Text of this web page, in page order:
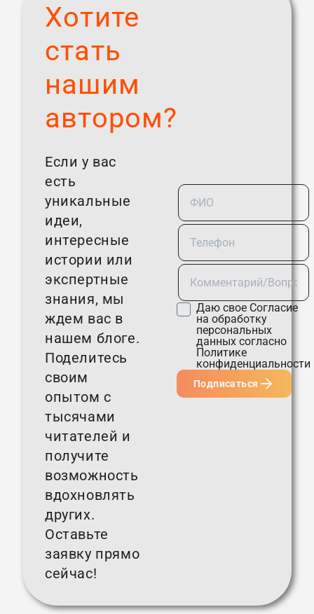
Хотите
стать
нашим
автором?
Если у вас
есть
уникальные
идеи,
интересные
истории или
экспертные
знания, мы
ждем вас в
нашем блоге.
Поделитесь
своим
опытом с
тысячами
читателей и
получите
возможность
вдохновлять
других.
Оставьте
заявку прямо
сейчас!
Даю свое Согласие
на обработку
персональных
данных согласно
Политике
конфиденциальности
Подписаться